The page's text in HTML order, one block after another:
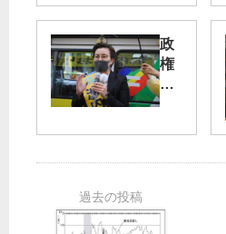
廃
止
法
出
政
権
交
産